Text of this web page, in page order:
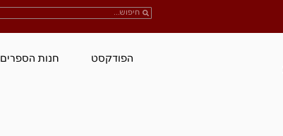
הפודקסט חנות הספרים